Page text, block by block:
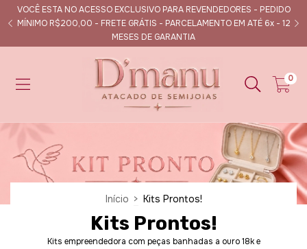
VOCÊ ESTA NO ACESSO EXCLUSIVO PARA REVENDEDORES - PEDIDO
MÍNIMO R$200,00 - FRETE GRÁTIS - PARCELAMENTO EM ATÉ 6x - 12
MESES DE GARANTIA
0
Início > Kits Prontos!
Kits Prontos!
Kits empreendedora com peças banhadas a ouro 18k e